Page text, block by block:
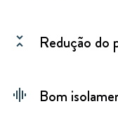
unfold_less Redução do
graphic_eq Bom